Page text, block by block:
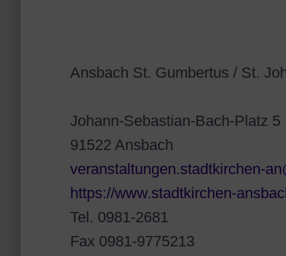
Ansbach St. Gumbertus / St.
Johann-Sebastian-Bach-Platz 5
91522 Ansbach
veranstaltungen.stadtkirchen-
https://www.stadtkirchen-
Tel. 0981-2681
Fax 0981-9775213